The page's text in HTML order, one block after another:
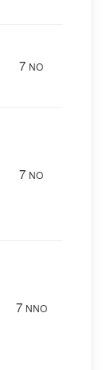
7 NO
7 NO
7 NNO